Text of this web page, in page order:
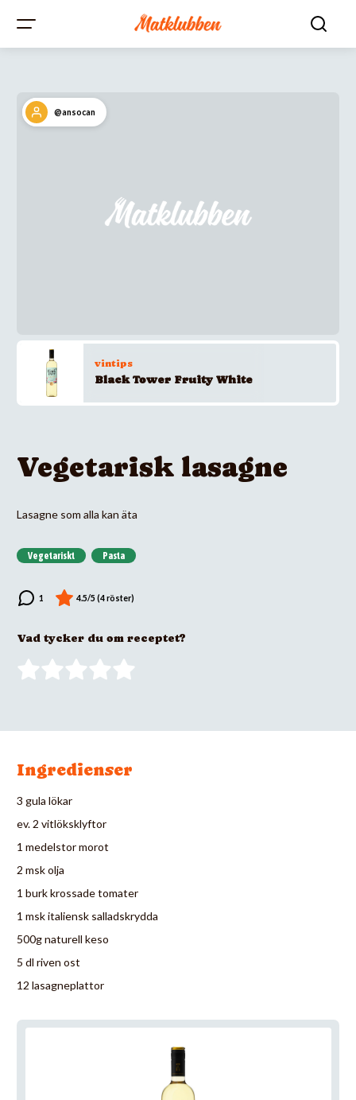
@ansocan
vintips
Black Tower Fruity White
Vegetarisk lasagne
Lasagne som alla kan äta
Vegetariskt Pasta
Vad tycker du om receptet?
Ingredienser
3 gula lökar
ev. 2 vitlöksklyftor
1 medelstor morot
2 msk olja
1 burk krossade tomater
1 msk italiensk salladskrydda
500g naturell keso
5 dl riven ost
12 lasagneplattor